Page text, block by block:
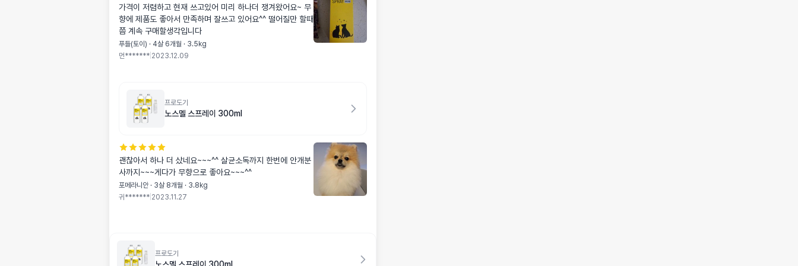
가격이 저렴하고 현재 쓰고있어 미리 하나더 쟁겨왔어요~ 무
향에 제품도 좋아서 만족하며 잘쓰고 있어요^^ 떨어질만 할때
쯤 계속 구매할생각입니다
푸들(토이) · 4살 6개월 · 3.5kg
먼******* 2023.12.09
프로도기
노스멜 스프레이 300ml
괜찮아서 하나 더 샀네요~~~^^ 살균소독까지 한번에 안개분
사까지~~~게다가 무향으로 좋아요~~~^^
포메라니안 · 3살 8개월 · 3.8kg
귀******* 2023.11.27
프로도기